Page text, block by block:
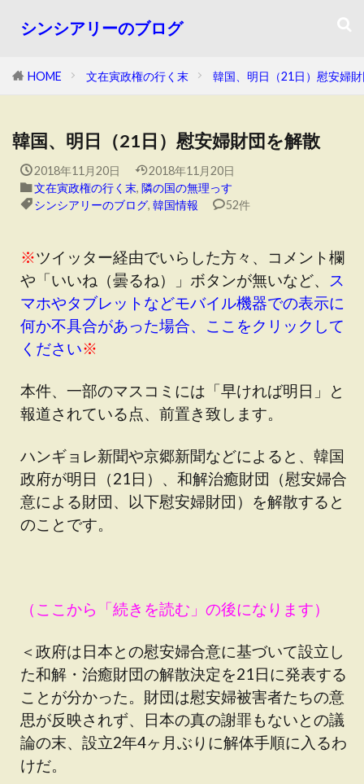
シンシアリーのブログ
HOME 文在寅政権の行く末 韓国、明日（21日）慰安婦
韓国、明日（21日）慰安婦財団を解散
2018年11月20日
2018年11月20日
文在寅政権の行く末, 隣の国の無理っす
シンシアリーのブログ, 韓国情報 52件
※ツイッター経由でいらした方々、コメント欄
や「いいね（曇るね）」ボタンが無いなど、
ス
マホやタブレットなどモバイル機器での表示に
何か不具合があった場合、ここをクリックして
ください※
本件、一部のマスコミには「早ければ明日」と
報道されている点、前置き致します。
ハンギョレ新聞や京郷新聞などによると、韓国
政府が明日（21日）、和解治癒財団（慰安婦合
意による財団、以下慰安婦財団）を解散すると
のことです。
（ここから「続きを読む」の後になります）
＜政府は日本との慰安婦合意に基づいて設立し
た和解・治癒財団の解散決定を21日に発表する
ことが分かった。財団は慰安婦被害者たちの意
思が反映されず、日本の真の謝罪もないとの議
論の末、設立2年4ヶ月ぶりに解体手順に入るわ
けだ。